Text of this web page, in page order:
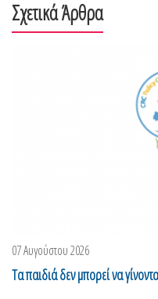
Σχετικά Άρθρα
07 Αυγούστου 2026
Τα παιδιά δεν μπορεί να